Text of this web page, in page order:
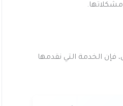
الخدمة التي نقدمها